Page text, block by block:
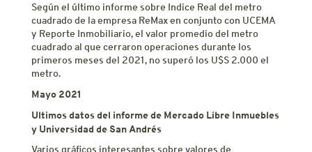
Según el último informe sobre Indice Real del metro
cuadrado de la empresa ReMax en conjunto con UCEMA
y Reporte Inmobiliario, el valor promedio del metro
cuadrado al que cerraron operaciones durante los
primeros meses del 2021, no superó los U$S 2.000 el
metro.
Mayo 2021
Ultimos datos del informe de Mercado Libre Inmuebles
y Universidad de San Andrés
Varios gráficos interesantes sobre valores de